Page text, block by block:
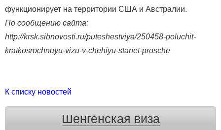
функционирует на территории США и Австралии.
По сообщению сайта:
http://krsk.sibnovosti.ru/puteshestviya/250458-poluchit-
kratkosrochnuyu-vizu-v-chehiyu-stanet-prosche
К списку новостей
Шенгенская виза